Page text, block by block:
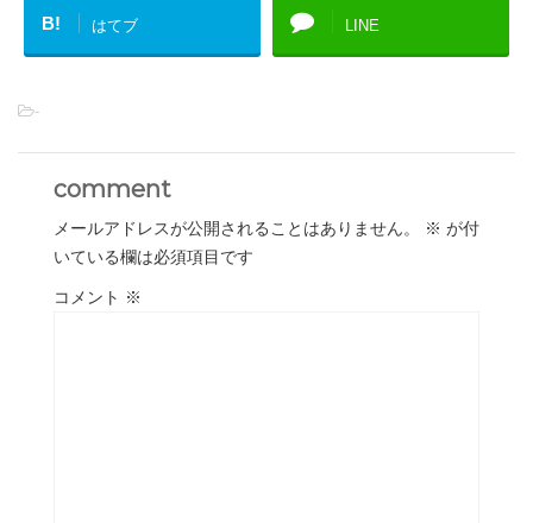
B! はてブ LINE
-
comment
メールアドレスが公開されることはありません。 ※ が付
いている欄は必須項目です
コメント ※